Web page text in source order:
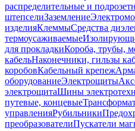
распределительные и
штепселиЗаземление
изделияКлеммыСредства
термоусаживаемые
для прокладкиКороба, трубы,
кабельНаконечники, гильзы
коробовКабельный крепеж
оборудованиеЭлектрощиты
электрощитаШины
путевые, концевые
управленияРубильники
преобразователиПускатели